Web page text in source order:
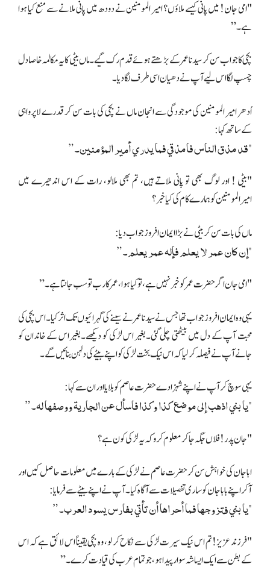
"امی جان! میں پانی کیسے ملاؤں؟ امیر المومنین نے دودھ میں پانی ملانے سے منع کیا ہوا
ہے۔”
بچی کا جواب سن کر سیدنا عمر کے بڑھتے ہوئے قدم رک گیے۔ماں بیٹی کا یہ مکالمہ خاصا دل
چسپ لگا اس لیے آپ نے دھیان اسی طرف لگا دیا۔
اُدھر امیر المومنین کی موجودگی سے انجان ماں نے بچی کی بات سن کر قدرے لاپرواہی
کے ساتھ کہا:
"قد مذق الناس فامذقي فما يدري أمير المؤمنين۔”
"بیٹی ! اور لوگ بھی تو پانی ملاتے ہیں، تم بھی ملالو، رات کے اس اندھیرے میں
امیرالمومنین کو ہمارے کام کی کیا خبر؟
ماں کی بات سن کر بیٹی نے بڑا ایمان افروز جواب دیا:
"إن كان عمر لا يعلم فإله عمر يعلم۔”
"امی جان اگر حضرت عمر کو خبر نہیں ہے، تو کیا ہوا، عمر کا رب تو سب جانتا ہے۔”
یہی وہ ایمان افروز جواب تھا جس نے سیدنا عمر نے سینے کی گہرائیوں تک اثر کیا۔اس بچی کی
محبت آپ کے دل میں بیٹھتی چلی گئی۔بغیر اس لڑکی کو دیکھے۔بغیر اس کے خاندان کو
جانے آپ نے فیصلہ کر لیا کہ اس نیک بخت لڑکی کو اپنے بیٹے کی دلہن بنائیں گے۔
یہی سوچ کر آپ نے اپنے شہزادے حضرت عاصم کو بلایا اور ان سے کہا:
"يا بني اذهب إلى موضع كذا وكذا فاسأل عن الجارية ووصفها له۔”
"جان پدر! فلاں جگہ جا کر معلوم کرو کہ یہ لڑکی کون ہے؟
ابا جان کی خواہش سن کر حضرت عاصم نے لڑکی کے بارے میں معلومات حاصل کیں اور
آکر اپنے بابا جان کو ساری تفصیلات سے آگاہ کیا۔آپ نے اپنے بیٹے سے فرمایا:
"یا بني فتزوجها فما أحراها أن تأتي بفارس يسود العرب۔”
"فرزند عزیز! تم اس نیک سیرت لڑکی سے نکاح کر لو، وہ بچی یقیناً اس لائق ہے کہ اس
کے بطن سے ایک ایسا شہ سوار پیدا ہو، جو تمام عرب کی قیادت کرے۔”